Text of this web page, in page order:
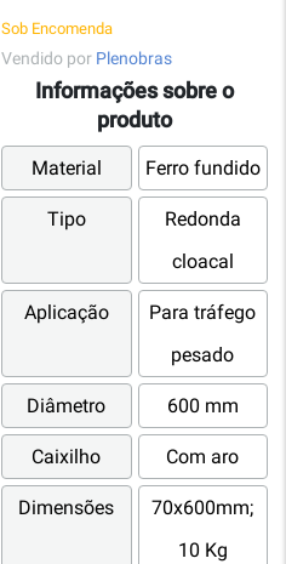
Sob Encomenda
Vendido por Plenobras
Informações sobre o
produto
Material Ferro fundido
Tipo
Redonda
cloacal
Aplicação
Para tráfego
pesado
Diâmetro 600 mm
Caixilho Com aro
Dimensões
70x600mm;
10 Kg